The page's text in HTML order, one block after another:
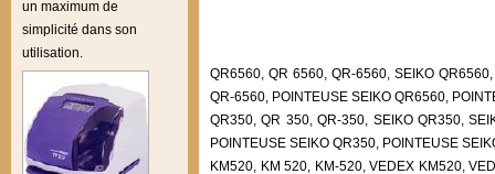
un maximum de
simplicité dans son
utilisation.
QR6560, QR 6560, QR-6560, SEIKO
QR-6560, POINTEUSE SEIKO QR6560,
QR350, QR 350, QR-350, SEIKO QR350,
POINTEUSE SEIKO QR350, POINTEUSE
KM520, KM 520, KM-520, VEDEX KM520,